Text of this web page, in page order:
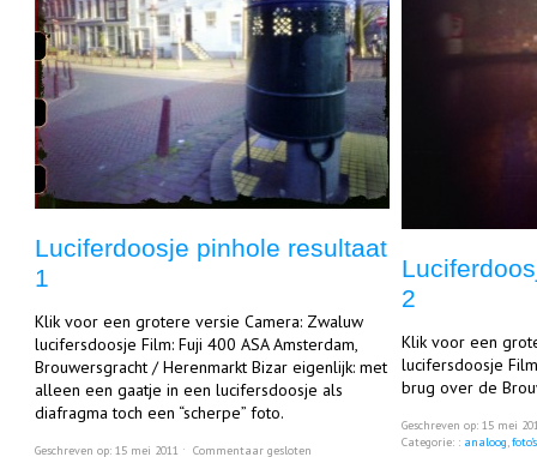
Luciferdoosje pinhole resultaat
1
Klik voor een grotere versie Camera: Zwaluw
lucifersdoosje Film: Fuji 400 ASA Amsterdam,
Brouwersgracht / Herenmarkt Bizar eigenlijk: met
alleen een gaatje in een lucifersdoosje als
diafragma toch een “scherpe” foto.
Geschreven op: 15 mei 2011 ˑCommentaar gesloten
2
Klik voor een
lucifersdoosje
brug over de
Geschreven op: 15 mei
Categorie: : analoog,foto's